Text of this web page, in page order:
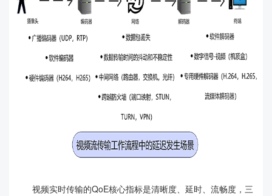
视频实时传输的QoE核心指标是清晰度、延时、流畅度，三